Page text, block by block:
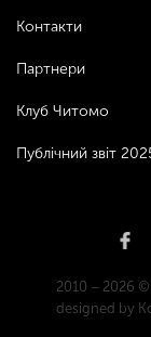
Контакти
Партнери
Клуб Читомо
Публічний звіт
2010 – 2026
designed by